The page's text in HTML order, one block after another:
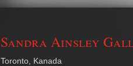
Sandra Ainsley
Toronto, Kanada